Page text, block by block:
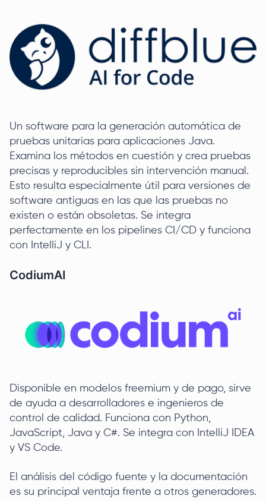
Un software para la generación automática de
pruebas unitarias para aplicaciones Java.
Examina los métodos en cuestión y crea pruebas
precisas y reproducibles sin intervención manual.
Esto resulta especialmente útil para versiones de
software antiguas en las que las pruebas no
existen o están obsoletas. Se integra
perfectamente en los pipelines CI/CD y funciona
con IntelliJ y CLI.
CodiumAI
Disponible en modelos freemium y de pago, sirve
de ayuda a desarrolladores e ingenieros de
control de calidad. Funciona con Python,
JavaScript, Java y C#. Se integra con IntelliJ IDEA
y VS Code.
El análisis del código fuente y la documentación
es su principal ventaja frente a otros generadores.